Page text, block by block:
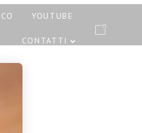
YOUTUBE
CONTATTI